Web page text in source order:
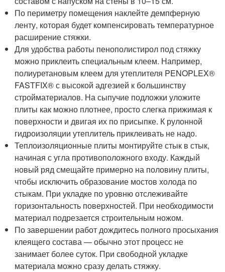
По периметру помещения наклейте демпферную
ленту, которая будет компенсировать температурное
расширение стяжки.
Для удобства работы пенополистирол под стяжку
можно приклеить специальным клеем. Например,
полиуретановым клеем для утеплителя PENOPLEX®
FASTFIX® с высокой адгезией к большинству
стройматериалов. На сыпучие подложки уложите
плиты как можно плотнее, просто слегка прижимая к
поверхности и двигая их по присыпке. К рулонной
гидроизоляции утеплитель приклеивать не надо.
Теплоизоляционные плиты монтируйте стык в стык,
начиная с угла противоположного входу. Каждый
новый ряд смещайте примерно на половину плиты,
чтобы исключить образование мостов холода по
стыкам. При укладке по уровню отслеживайте
горизонтальность поверхностей. При необходимости
материал подрезается строительным ножом.
По завершении работ дождитесь полного просыхания
клеящего состава — обычно этот процесс не
занимает более суток. При свободной укладке
материала можно сразу делать стяжку.